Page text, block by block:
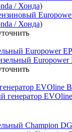
/ Хонда)
Europower
EVOline
Champion